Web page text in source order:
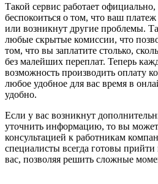
Такой сервис работает
беспокоиться о том, что ваш
или возникнут другие проблемы.
любые скрытые комиссии, что
том, что вы заплатите столько,
без малейших переплат. Теперь
возможность производить оплату
любое удобное для вас время в
удобно.
Если у вас возникнут
уточнить информацию, то вы
консультацией к работникам
специалисты всегда готовы
вас, позволяя решить сложные